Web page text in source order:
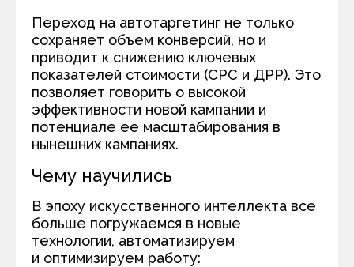
Переход на автотаргетинг не только
сохраняет объем конверсий, но и
приводит к снижению ключевых
показателей стоимости (CPC и ДРР). Это
позволяет говорить о высокой
эффективности новой кампании и
потенциале ее масштабирования в
нынешних кампаниях.
Чему научились
В эпоху искусственного интеллекта все
больше погружаемся в новые
технологии, автоматизируем
и оптимизируем работу: